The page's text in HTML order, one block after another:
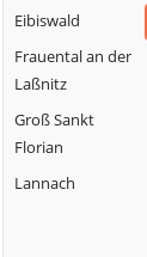
Eibiswald
Frauental an der
Laßnitz
Groß Sankt
Florian
Lannach